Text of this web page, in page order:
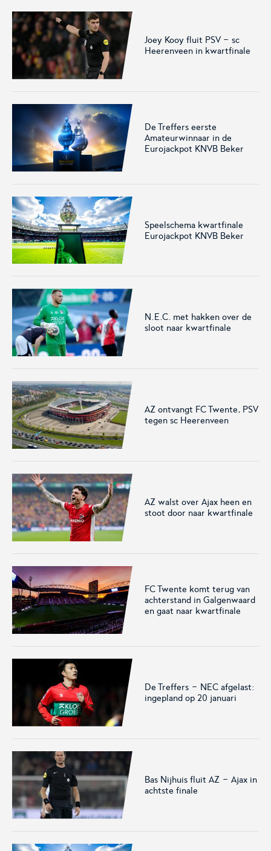
Voetbal.nl
amateurvoetballend
Nederland.
Eurojackpot KNVB
Eurojackpot Vrouwen
Eredivisie
Eredivisie met het laatste
nieuws, programma,
standen en alle
samenvattingen.
KNVB Expertise
De online assistent voor alle
jeugdtrainers van Nederland.
KNVB Shop
De officiële webshop van de
KNVB Ticketshop
Futsal Euro 2022
De officiële toernooipagina
voor het EK Futsal 2022.
Dugout
Joey Kooy fluit PSV - sc
Heerenveen in kwartfinale
De Treffers eerste
Amateurwinnaar in de
Eurojackpot KNVB Beker
Speelschema kwartfinale
Eurojackpot KNVB Beker
N.E.C. met hakken over de
sloot naar kwartfinale
AZ ontvangt FC Twente, PSV
tegen sc Heerenveen
AZ walst over Ajax heen en
stoot door naar kwartfinale
FC Twente komt terug van
achterstand in Galgenwaard
en gaat naar kwartfinale
De Treffers - NEC afgelast:
ingepland op 20 januari
Bas Nijhuis fluit AZ - Ajax in
achtste finale